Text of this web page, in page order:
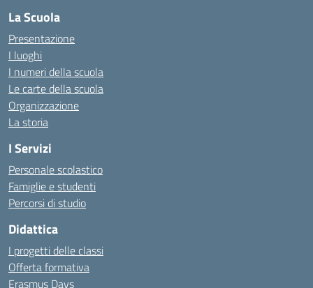
La Scuola
Presentazione
I luoghi
I numeri della scuola
Le carte della scuola
Organizzazione
La storia
I Servizi
Personale scolastico
Famiglie e studenti
Percorsi di studio
Didattica
I progetti delle classi
Offerta formativa
Erasmus Days